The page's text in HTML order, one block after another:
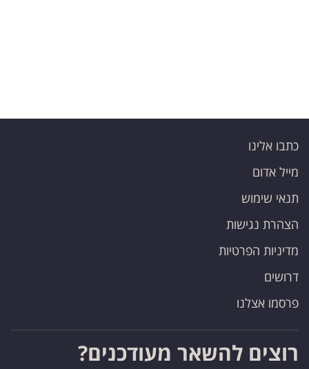
כתבו אלינו
מייל אדום
תנאי שימוש
הצהרת נגישות
מדיניות הפרטיות
דרושים
פרסמו אצלנו
רוצים להשאר מעודכנים?